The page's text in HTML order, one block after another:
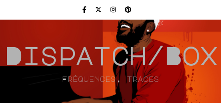
Dispatch/Box
Fréquences, traces